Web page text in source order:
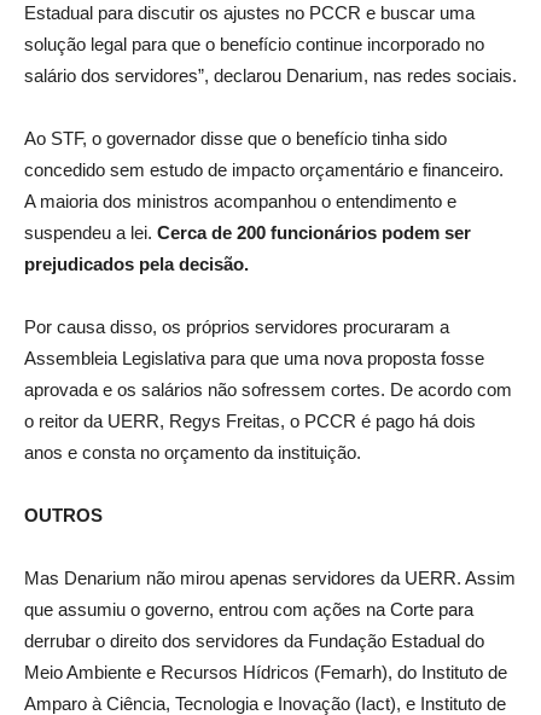
Estadual para discutir os ajustes no PCCR e buscar uma
solução legal para que o benefício continue incorporado no
salário dos servidores”, declarou Denarium, nas redes sociais.
Ao STF, o governador disse que o benefício tinha sido
concedido sem estudo de impacto orçamentário e financeiro.
A maioria dos ministros acompanhou o entendimento e
suspendeu a lei. Cerca de 200 funcionários podem ser
prejudicados pela decisão.
Por causa disso, os próprios servidores procuraram a
Assembleia Legislativa para que uma nova proposta fosse
aprovada e os salários não sofressem cortes. De acordo com
o reitor da UERR, Regys Freitas, o PCCR é pago há dois
anos e consta no orçamento da instituição.
OUTROS
Mas Denarium não mirou apenas servidores da UERR. Assim
que assumiu o governo, entrou com ações na Corte para
derrubar o direito dos servidores da Fundação Estadual do
Meio Ambiente e Recursos Hídricos (Femarh), do Instituto de
Amparo à Ciência, Tecnologia e Inovação (Iact), e Instituto de